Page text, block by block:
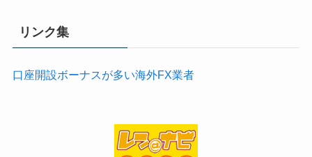
リンク集
口座開設ボーナスが多い海外FX業者